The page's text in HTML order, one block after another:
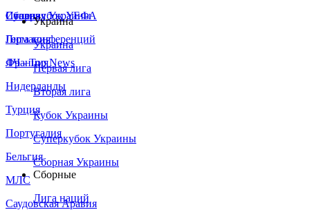
Сборная Украины
Италия
Германия
Франция
Нидерланды
Турция
Португалия
Бельгия
МЛС
Саудовская Аравия
Суперкубок УЕФА
Лига конференций
ЛЧ - Top News
Украина
Украина
Первая лига
Вторая лига
Кубок Украины
Суперкубок Украины
Сборная Украины
Сборные
Лига наций